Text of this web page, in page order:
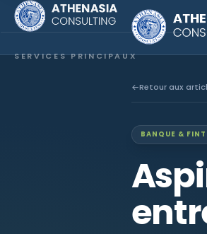
SERVICES PRINCIPAUX
Retour aux
BANQUE &